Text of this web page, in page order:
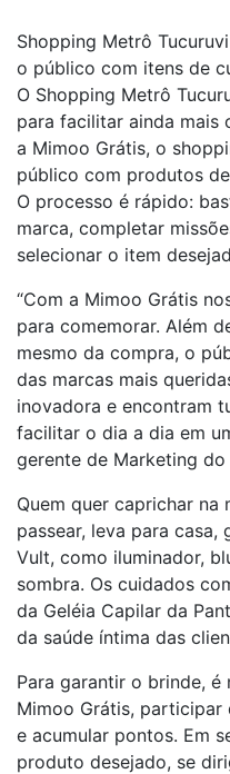
Shopping Metrô
o público com itens de
O Shopping Metrô
para facilitar ainda mais
a Mimoo Grátis, o
público com produtos
O processo é rápido:
marca, completar
selecionar o item
“Com a Mimoo Grátis
para comemorar. Além
mesmo da compra, o
das marcas mais
inovadora e encontram
facilitar o dia a dia em
gerente de Marketing
Quem quer caprichar na
passear, leva para
Vult, como iluminador,
sombra. Os cuidados
da Geléia Capilar da
da saúde íntima das
Para garantir o brinde,
Mimoo Grátis, participar
e acumular pontos. Em
produto desejado, se